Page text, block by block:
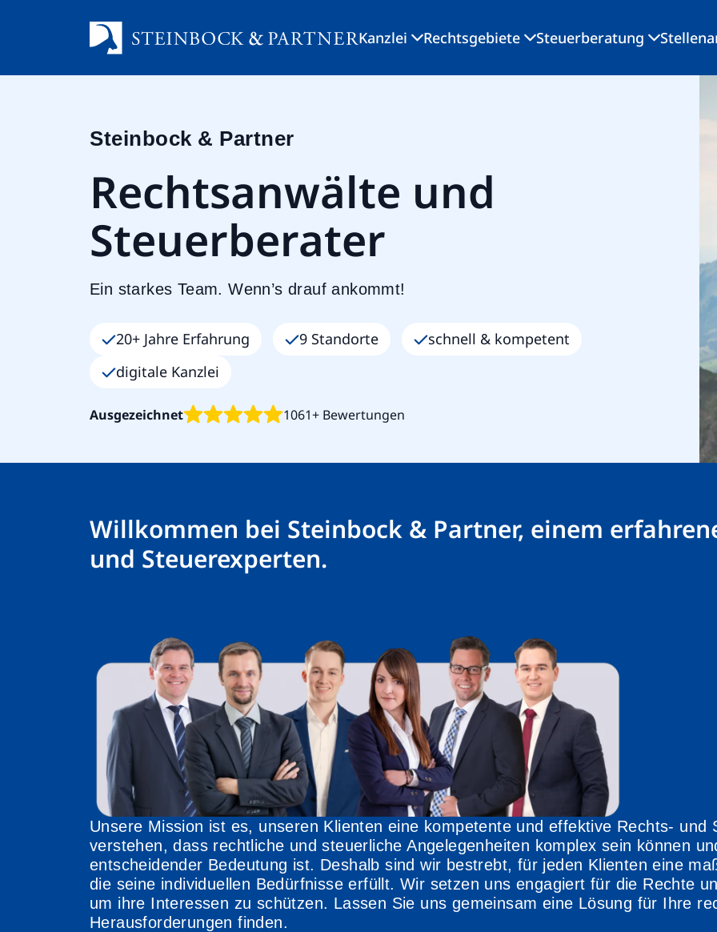
Kanzlei Rechtsgebiete Steuerberatung
Steinbock & Partner
Rechtsanwälte und
Steuerberater
Ein starkes Team. Wenn’s drauf ankommt!
20+ Jahre Erfahrung 9 Standorte
schnell & kompetent
digitale Kanzlei
Ausgezeichnet 1061+ Bewertungen
Willkommen bei Steinbock & Partner, einem
und Steuerexperten.
Unsere Mission ist es, unseren Klienten eine kompetente und effektive Rechts- und
verstehen, dass rechtliche und steuerliche Angelegenheiten komplex sein können
entscheidender Bedeutung ist. Deshalb sind wir bestrebt, für jeden Klienten eine
die seine individuellen Bedürfnisse erfüllt. Wir setzen uns engagiert für die Rechte
um ihre Interessen zu schützen. Lassen Sie uns gemeinsam eine Lösung für Ihre
Herausforderungen finden.